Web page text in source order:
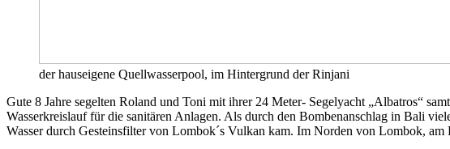
der hauseigene Quellwasserpool, im Hintergrund der Rinjani
Gute 8 Jahre segelten Roland und Toni mit ihrer 24 Meter- Segelyacht „Albatros“
Wasserkreislauf für die sanitären Anlagen. Als durch den Bombenanschlag in Bali
Wasser durch Gesteinsfilter von Lombok´s Vulkan kam. Im Norden von Lombok,